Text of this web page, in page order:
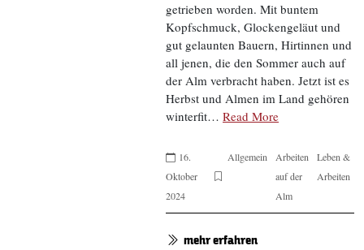
getrieben worden. Mit buntem
Kopfschmuck, Glockengeläut und
gut gelaunten Bauern, Hirtinnen und
all jenen, die den Sommer auch auf
der Alm verbracht haben. Jetzt ist es
Herbst und Almen im Land gehören
winterfit… Read More
16.
Oktober
2024
Allgemein
Arbeiten
auf der
Alm
Leben &
Arbeiten
mehr erfahren